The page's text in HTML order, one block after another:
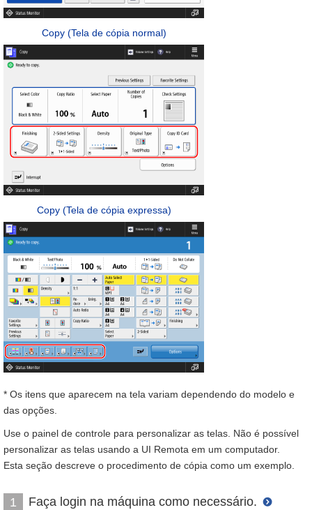
Copy (Tela de cópia normal)
Copy (Tela de cópia expressa)
* Os itens que aparecem na tela variam dependendo do modelo e
das opções.
Use o painel de controle para personalizar as telas. Não é possível
personalizar as telas usando a UI Remota em um computador.
Esta seção descreve o procedimento de cópia como um exemplo.
1 Faça login na máquina como necessário.